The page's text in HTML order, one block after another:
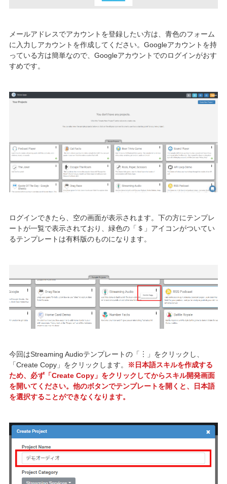
メールアドレスでアカウントを登録したい方は、青色のフォーム
に入力しアカウントを作成してください。Googleアカウントを持
っている方は簡単なので、Googleアカウントでのログインがおす
すめです。
ログインできたら、空の画面が表示されます。下の方にテンプレ
ートが一覧で表示されており、緑色の「＄」アイコンがついてい
るテンプレートは有料版のものになります。
今回はStreaming Audioテンプレートの「︙」をクリックし、
「Create Copy」をクリックします。
※日本語スキルを作成する
ため、必ず「Create Copy」をクリックしてからスキル開発画面
を開いてください。他のボタンでテンプレートを開くと、日本語
を選択することができなくなります。